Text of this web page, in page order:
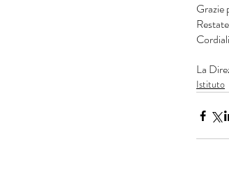
Grazie
La
Istituto